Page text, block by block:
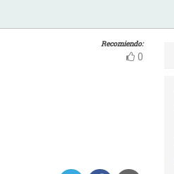
Recomiendo:
0